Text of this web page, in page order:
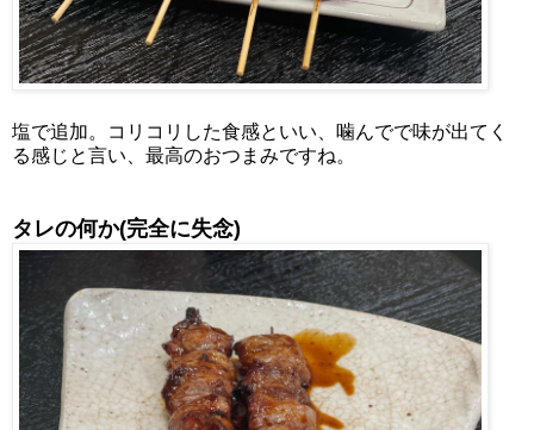
塩で追加。コリコリした食感といい、噛んでで味が出てく
る感じと言い、最高のおつまみですね。
タレの何か(完全に失念)